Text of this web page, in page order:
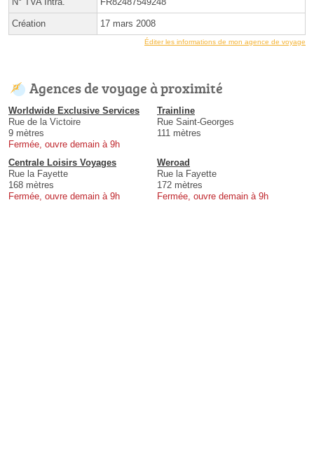
Création 17 mars 2008
Éditer les informations de mon agence de voyage
Agences de voyage à proximité
Worldwide Exclusive Services
Rue de la Victoire
9 mètres
Fermée, ouvre demain à 9h
Trainline
Rue Saint-Georges
111 mètres
Centrale Loisirs Voyages
Rue la Fayette
168 mètres
Fermée, ouvre demain à 9h
Weroad
Rue la Fayette
172 mètres
Fermée, ouvre demain à 9h